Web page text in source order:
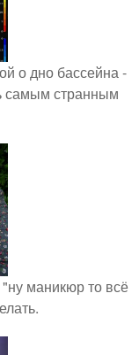
о дно бассейна -
самым странным
маникюр то всё